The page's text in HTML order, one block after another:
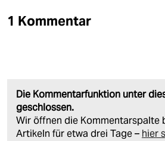
1 Kommentar
Die Kommentarfunktion unter
geschlossen.
Wir öffnen die Kommentarspalte
Artikeln für etwa drei Tage – hier